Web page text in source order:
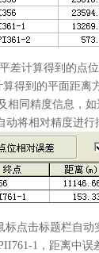
得到的点位相
得到的平面距离
相同精度信息，
动将相对精度进
标题栏自动实
1，距离中误